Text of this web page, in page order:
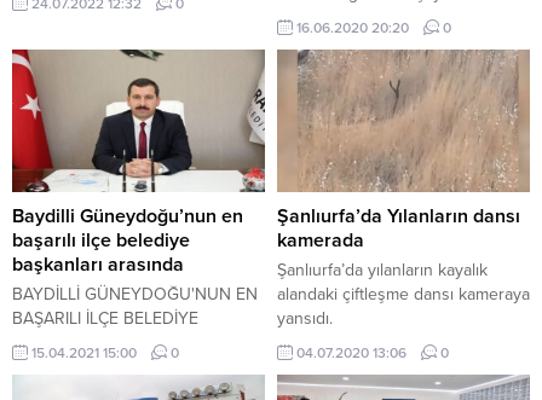
24.07.2022 12:32 0
16.06.2020 20:20 0
Baydilli Güneydoğu’nun en
başarılı ilçe belediye
başkanları arasında
BAYDİLLİ GÜNEYDOĞU'NUN EN
BAŞARILI İLÇE BELEDİYE
BAŞKANLARI ARASINDA
15.04.2021 15:00 0
Şanlıurfa’da Yılanların dansı
kamerada
Şanlıurfa’da yılanların kayalık
alandaki çiftleşme dansı kameraya
yansıdı.
04.07.2020 13:06 0